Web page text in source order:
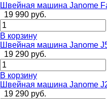
Швейная машина Janome
19 990 руб.
В корзину
Швейная машина Janome
19 290 руб.
В корзину
Швейная машина Janome
19 290 руб.